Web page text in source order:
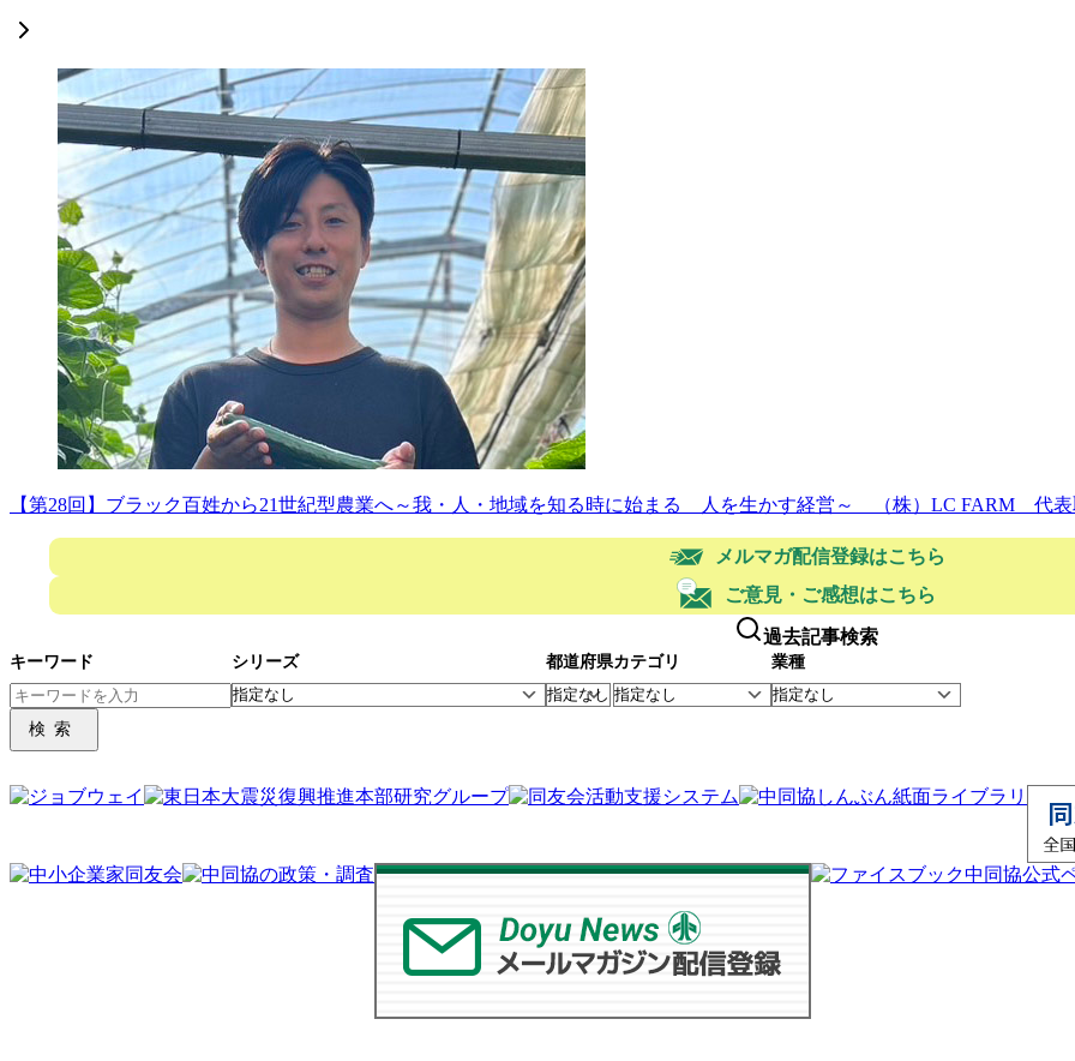
【第28回】ブラック百姓から21世紀型農業へ～我・人・地域を知る時に始まる 人を生かす経営～ （株）LC FARM 代
メルマガ配信登録はこちら
ご意見・ご感想はこちら
過去記事検索
キーワード シリーズ 都道府県カテゴリ 業種
検索